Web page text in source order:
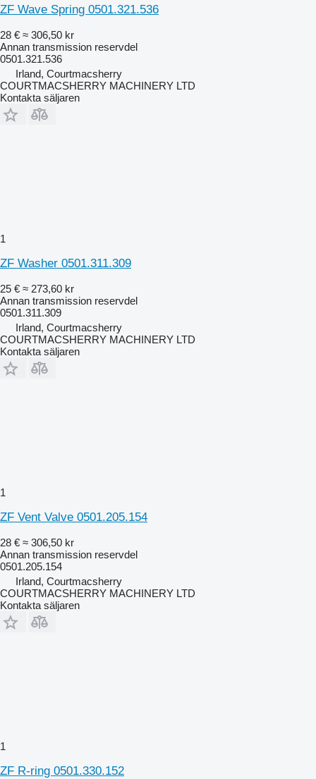
ZF Wave Spring 0501.321.536
28 € ≈ 306,50 kr
Annan transmission reservdel
0501.321.536
Irland, Courtmacsherry
COURTMACSHERRY MACHINERY LTD
Kontakta säljaren
1
ZF Washer 0501.311.309
25 € ≈ 273,60 kr
Annan transmission reservdel
0501.311.309
Irland, Courtmacsherry
COURTMACSHERRY MACHINERY LTD
Kontakta säljaren
1
ZF Vent Valve 0501.205.154
28 € ≈ 306,50 kr
Annan transmission reservdel
0501.205.154
Irland, Courtmacsherry
COURTMACSHERRY MACHINERY LTD
Kontakta säljaren
1
ZF R-ring 0501.330.152